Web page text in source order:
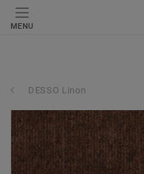
MENU
DESSO Linon